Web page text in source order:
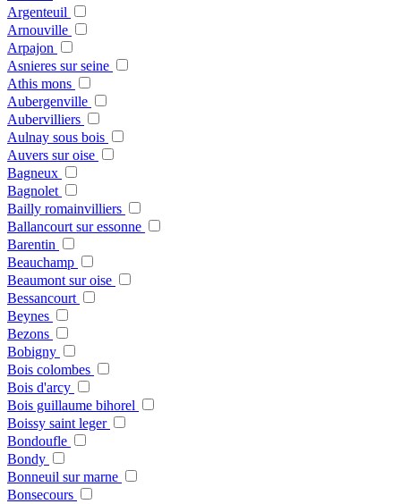
Argenteuil
Arnouville
Arpajon
Asnieres sur seine
Athis mons
Aubergenville
Aubervilliers
Aulnay sous bois
Auvers sur oise
Bagneux
Bagnolet
Bailly romainvilliers
Ballancourt sur essonne
Barentin
Beauchamp
Beaumont sur oise
Bessancourt
Beynes
Bezons
Bobigny
Bois colombes
Bois d'arcy
Bois guillaume bihorel
Boissy saint leger
Bondoufle
Bondy
Bonneuil sur marne
Bonsecours